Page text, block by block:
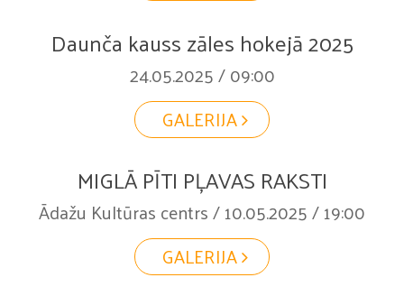
Daunča kauss zāles hokejā 2025
24.05.2025 / 09:00
GALERIJA
MIGLĀ PĪTI PĻAVAS RAKSTI
Ādažu Kultūras centrs / 10.05.2025 / 19:00
GALERIJA